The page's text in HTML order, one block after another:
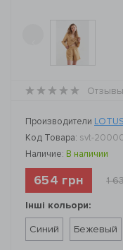
Производители
Код Товара: svt-
Наличие: В наличии
654 грн 1
Інші кольори:
Синий
Бежевый